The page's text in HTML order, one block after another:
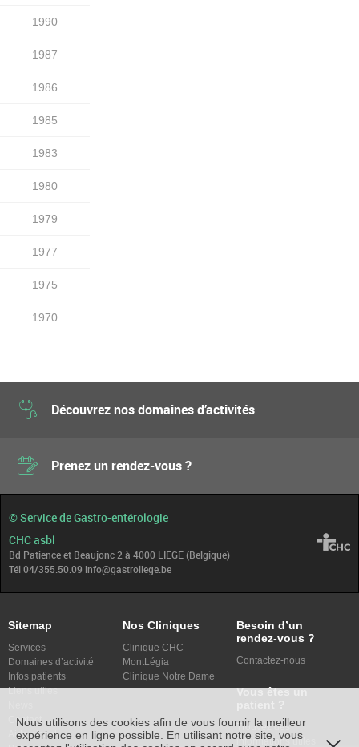
1990
1987
1986
1985
1983
1980
1979
1977
1975
1970
Découvrez nos domaines d’activités
Prenez un rendez-vous ?
Nous utilisons des cookies afin de vous fournir la meilleur
expérience en ligne possible. En utilisant notre site, vous
© Service de Gastro-entérologie
CHC asbl
Bd Patience et Beaujonc 2 à 4000 LIEGE (Belgique)
Tél 04/355.50.09 info@gastroliege.be
Sitemap
Services
Domaines d’activité
Infos patients
Liens utiles
Contact
Aide alcool
Nos Cliniques
Clinique CHC
MontLégia
Clinique Notre Dame
Besoin d’un
rendez-vous ?
Contactez-nous
Vous êtes un
Trouvez des
informations utiles